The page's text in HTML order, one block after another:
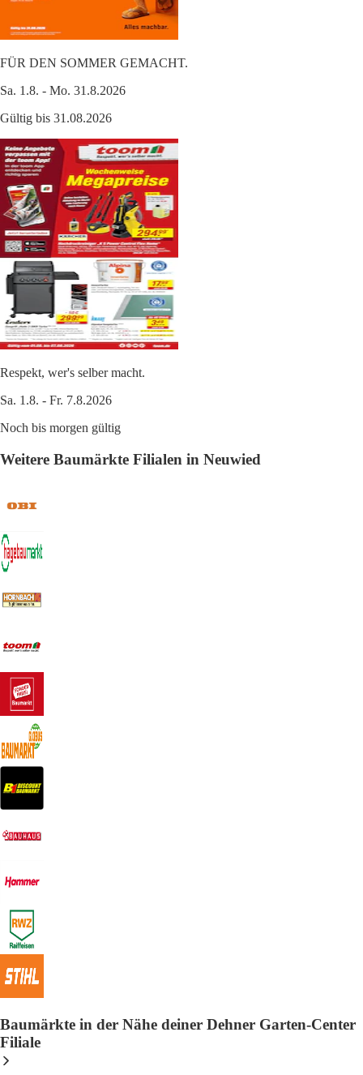
FÜR DEN SOMMER GEMACHT.
Sa. 1.8. - Mo. 31.8.2026
Gültig bis 31.08.2026
Respekt, wer's selber macht.
Sa. 1.8. - Fr. 7.8.2026
Noch bis morgen gültig
Weitere Baumärkte Filialen in Neuwied
Baumärkte in der Nähe deiner Dehner Garten-Center
Filiale